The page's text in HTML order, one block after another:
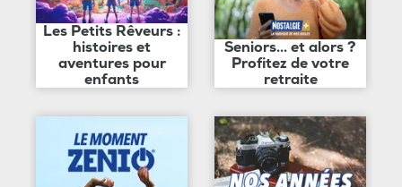
Les Petits Rêveurs :
histoires et
aventures pour
enfants
Seniors... et alors ?
Profitez de votre
retraite